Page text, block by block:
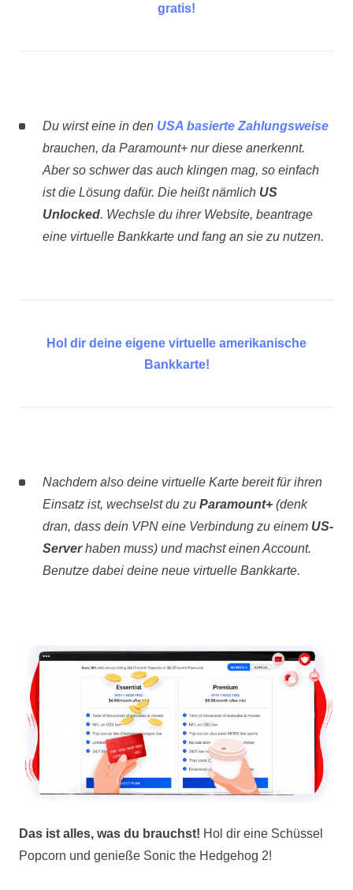
gratis!
Du wirst eine in den USA basierte Zahlungsweise
brauchen, da Paramount+ nur diese anerkennt.
Aber so schwer das auch klingen mag, so einfach
ist die Lösung dafür. Die heißt nämlich US
Unlocked. Wechsle du ihrer Website, beantrage
eine virtuelle Bankkarte und fang an sie zu nutzen.
Hol dir deine eigene virtuelle amerikanische
Bankkarte!
Nachdem also deine virtuelle Karte bereit für ihren
Einsatz ist, wechselst du zu Paramount+(denk
dran, dass dein VPN eine Verbindung zu einem US-
Serverhaben muss) und machst einen Account.
Benutze dabei deine neue virtuelle Bankkarte.
Das ist alles, was du brauchst! Hol dir eine Schüssel
Popcorn und genieße Sonic the Hedgehog 2!